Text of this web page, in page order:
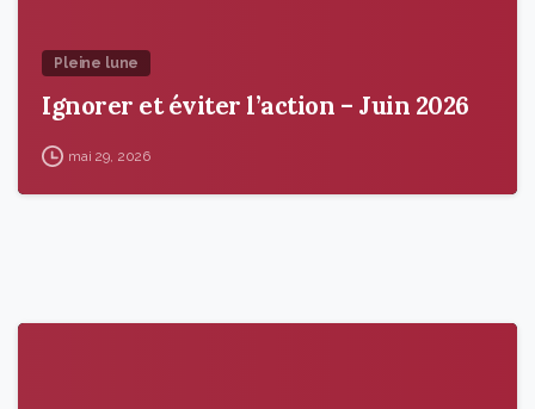
Pleine lune
Ignorer et éviter l’action – Juin 2026
mai 29, 2026